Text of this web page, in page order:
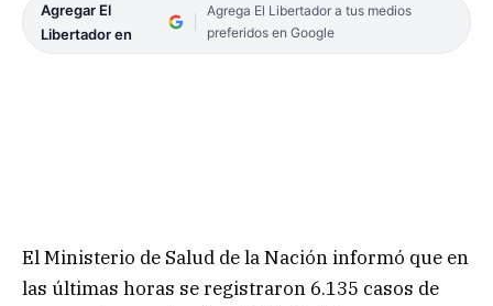
Agregar El
Libertador en
Agrega El Libertador a tus medios
preferidos en Google
El Ministerio de Salud de la Nación informó que en
las últimas horas se registraron 6.135 casos de